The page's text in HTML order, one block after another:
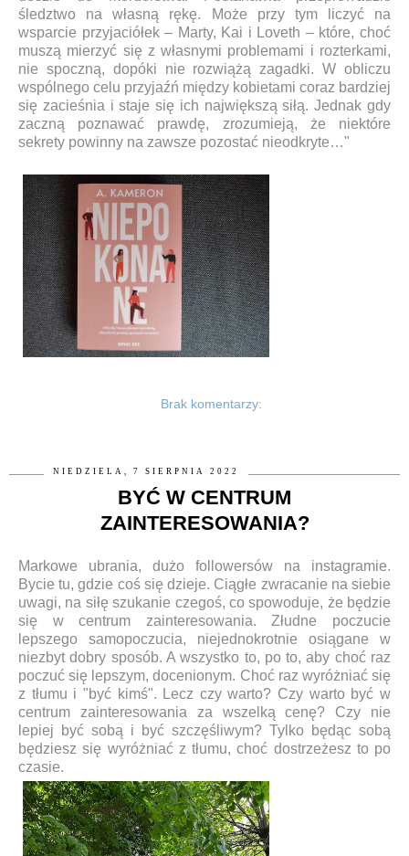
śledztwo na własną rękę. Może przy tym liczyć na
wsparcie przyjaciółek – Marty, Kai i Loveth – które, choć
muszą mierzyć się z własnymi problemami i rozterkami,
nie spoczną, dopóki nie rozwiążą zagadki. W obliczu
wspólnego celu przyjaźń między kobietami coraz bardziej
się zacieśnia i staje się ich największą siłą. Jednak gdy
zaczną poznawać prawdę, zrozumieją, że niektóre
sekrety powinny na zawsze pozostać nieodkryte…"
Brak komentarzy:
NIEDZIELA, 7 SIERPNIA 2022
BYĆ W CENTRUM
ZAINTERESOWANIA?
Markowe ubrania, dużo followersów na instagramie.
Bycie tu, gdzie coś się dzieje. Ciągłe zwracanie na siebie
uwagi, na siłę szukanie czegoś, co spowoduje, że będzie
się w centrum zainteresowania. Złudne poczucie
lepszego samopoczucia, niejednokrotnie osiągane w
niezbyt dobry sposób. A wszystko to, po to, aby choć raz
poczuć się lepszym, docenionym. Choć raz wyróżniać się
z tłumu i "być kimś". Lecz czy warto? Czy warto być w
centrum zainteresowania za wszelką cenę? Czy nie
lepiej być sobą i być szczęśliwym? Tylko będąc sobą
będziesz się wyróżniać z tłumu, choć dostrzeżesz to po
czasie.